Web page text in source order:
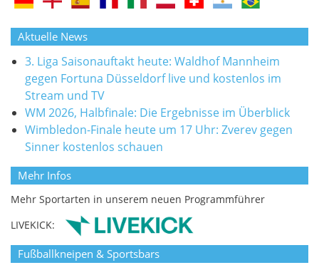
Aktuelle News
3. Liga Saisonauftakt heute: Waldhof Mannheim
gegen Fortuna Düsseldorf live und kostenlos im
Stream und TV
WM 2026, Halbfinale: Die Ergebnisse im Überblick
Wimbledon-Finale heute um 17 Uhr: Zverev gegen
Sinner kostenlos schauen
Mehr Infos
Mehr Sportarten in unserem neuen Programmführer
LIVEKICK:
Fußballkneipen & Sportsbars